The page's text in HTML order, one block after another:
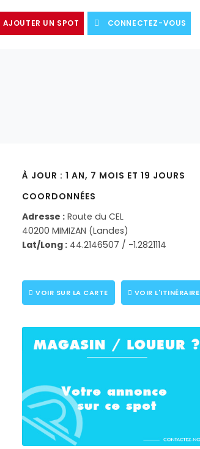
AJOUTER UN SPOT CONNECTEZ-VOUS
À JOUR : 1 AN, 7 MOIS ET 19 JOURS
COORDONNÉES
Adresse : Route du CEL
40200 MIMIZAN (Landes)
Lat/Long : 44.2146507 / -1.2821114
VOIR SUR LA CARTE VOIR L'ITINÉRAIRE